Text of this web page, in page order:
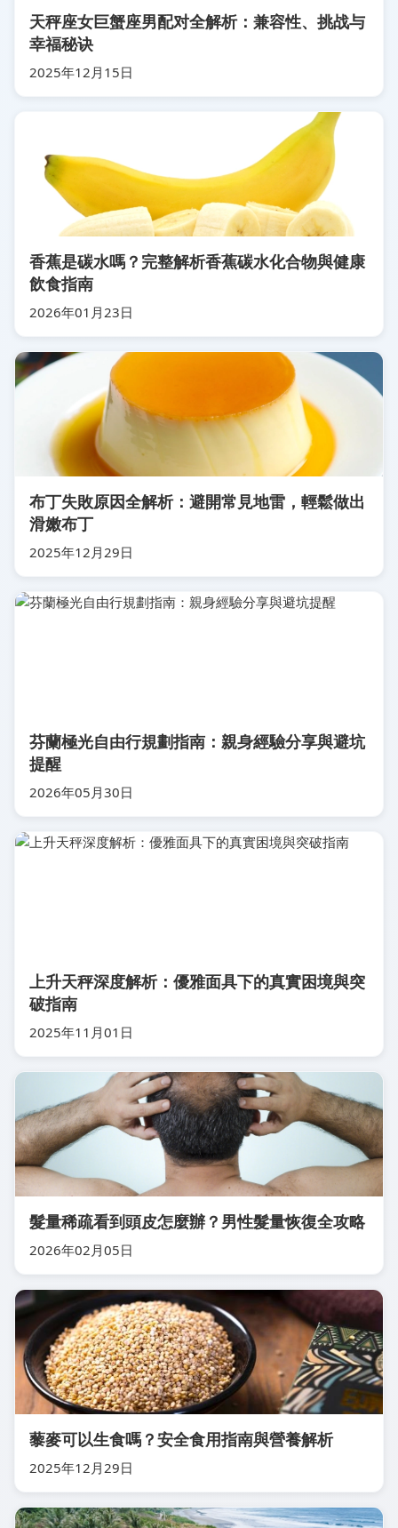
天秤座女巨蟹座男配对全解析：兼容性、挑战与
幸福秘诀
2025年12月15日
香蕉是碳水嗎？完整解析香蕉碳水化合物與健康
飲食指南
2026年01月23日
布丁失敗原因全解析：避開常見地雷，輕鬆做出
滑嫩布丁
2025年12月29日
芬蘭極光自由行規劃指南：親身經驗分享與避坑
提醒
2026年05月30日
上升天秤深度解析：優雅面具下的真實困境與突
破指南
2025年11月01日
髮量稀疏看到頭皮怎麼辦？男性髮量恢復全攻略
2026年02月05日
藜麥可以生食嗎？安全食用指南與營養解析
2025年12月29日